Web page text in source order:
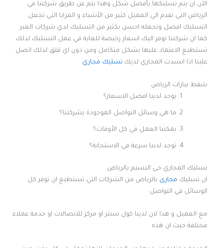
الآن ان يتم تسليكها بأفضل شكل وهذا يتم عن طريق شركتنا في
الرياض التي تقدم الي العميل كثير من الأشياء و المزايا التي تجعل
التسليك افضل وتجعله احسن بكثير من التسليك لدي شركات الغير
كما ان شركتنا توفر اليك اسعار رخيصة للغاية في عمل التسليك لذلك
تستطيع الاعتماد عليها بشكل متكامل ومن دون اي قلق لذلك اتصل
علينا اذا انسدت المجاري لديك تسليك مجاري
شفط بيارات الرياض
يوجد لدينا افضل الاسعار؟
ما هي وسائل التواصل الموجودة بشركتنا؟
يمكننا العمل في كل الأوقات؟
توجد لدينا سرعة في الاستجابة؟
تسليك المجاري حي النسيم بالرياض
ان تسليك مجارى بالرياض من الشركات التي تستطيع ان توفر كل
الوسائل في التواصل
مع العميل و هذا لان لدينا كول سنتر او مركز للاتصالات او خدمة عملاء
مختلفة حيث ان هذه